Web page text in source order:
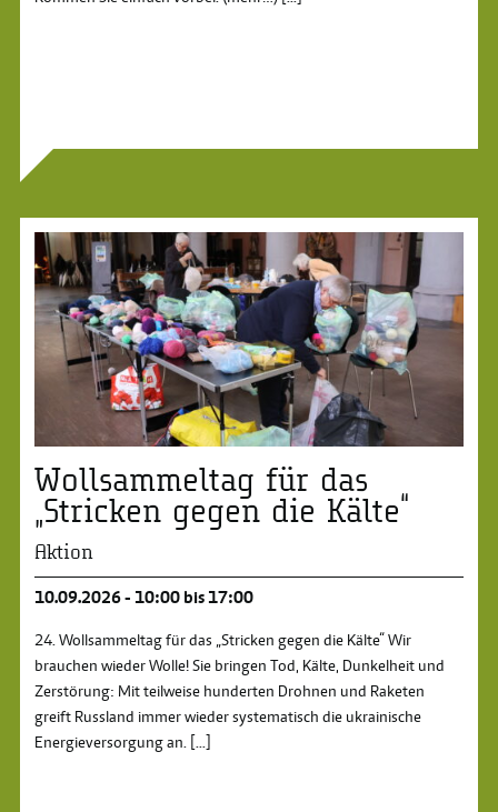
Wollsammeltag für das
„Stricken gegen die Kälte“
Aktion
10.09.2026 - 10:00 bis 17:00
24. Wollsammeltag für das „Stricken gegen die Kälte“ Wir
brauchen wieder Wolle! Sie bringen Tod, Kälte, Dunkelheit und
Zerstörung: Mit teilweise hunderten Drohnen und Raketen
greift Russland immer wieder systematisch die ukrainische
Energieversorgung an. [...]